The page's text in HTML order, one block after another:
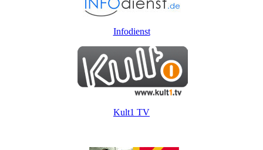
Infodienst
Kult1 TV